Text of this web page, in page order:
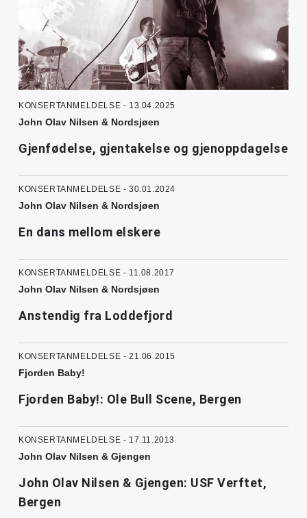
KONSERTANMELDELSE - 13.04.2025
John Olav Nilsen & Nordsjøen
Gjenfødelse, gjentakelse og gjenoppdagelse
KONSERTANMELDELSE - 30.01.2024
John Olav Nilsen & Nordsjøen
En dans mellom elskere
KONSERTANMELDELSE - 11.08.2017
John Olav Nilsen & Nordsjøen
Anstendig fra Loddefjord
KONSERTANMELDELSE - 21.06.2015
Fjorden Baby!
Fjorden Baby!: Ole Bull Scene, Bergen
KONSERTANMELDELSE - 17.11.2013
John Olav Nilsen & Gjengen
John Olav Nilsen & Gjengen: USF Verftet,
Bergen